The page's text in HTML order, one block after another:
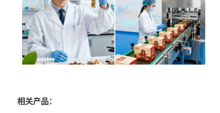
相关产品：